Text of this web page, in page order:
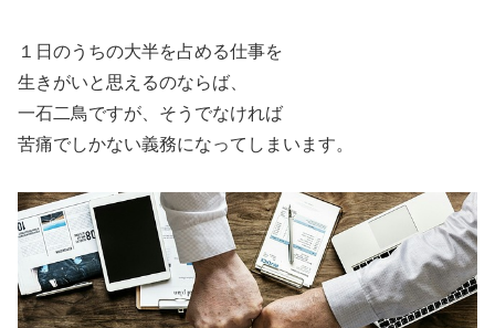
１日のうちの大半を占める仕事を
生きがいと思えるのならば、
一石二鳥ですが、そうでなければ
苦痛でしかない義務になってしまいます。